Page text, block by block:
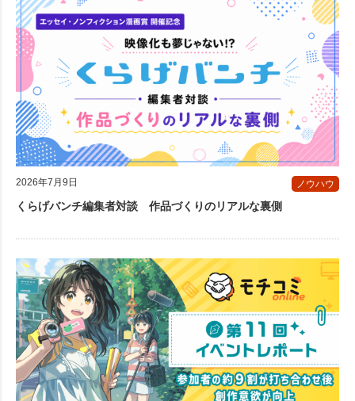
2026年7月9日 ノウハウ
くらげバンチ編集者対談 作品づくりのリアルな裏側